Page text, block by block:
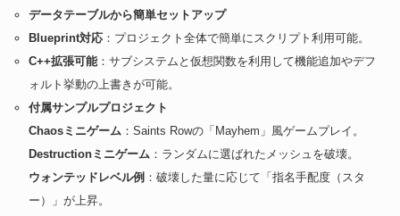
データテーブルから簡単セットアップ
Blueprint対応：プロジェクト全体で簡単にスクリプト利用可能。
C++拡張可能：サブシステムと仮想関数を利用して機能追加やデフ
ォルト挙動の上書きが可能。
付属サンプルプロジェクト
Chaosミニゲーム：Saints Rowの「Mayhem」風ゲームプレイ。
Destructionミニゲーム：ランダムに選ばれたメッシュを破壊。
ウォンテッドレベル例 ：破壊した量に応じて「指名手配度（スタ
ー）」が上昇。